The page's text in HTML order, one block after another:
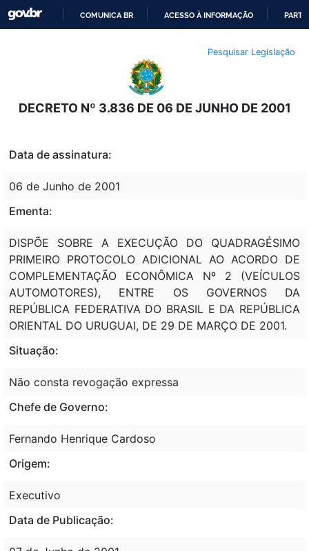
O
CONTEÚDO
COMUNICA BR ACESSO À INFORMAÇÃO
Pesquisar Legislação
DECRETO Nº 3.836 DE 06 DE JUNHO DE 2001
Data de assinatura:
06 de Junho de 2001
Ementa:
DISPÕE SOBRE A EXECUÇÃO DO QUADRAGÉSIMO
PRIMEIRO PROTOCOLO ADICIONAL AO ACORDO DE
COMPLEMENTAÇÃO ECONÔMICA Nº 2 (VEÍCULOS
AUTOMOTORES), ENTRE OS GOVERNOS DA
REPÚBLICA FEDERATIVA DO BRASIL E DA REPÚBLICA
ORIENTAL DO URUGUAI, DE 29 DE MARÇO DE 2001.
Situação:
Não consta revogação expressa
Chefe de Governo:
Fernando Henrique Cardoso
Origem:
Executivo
Data de Publicação: